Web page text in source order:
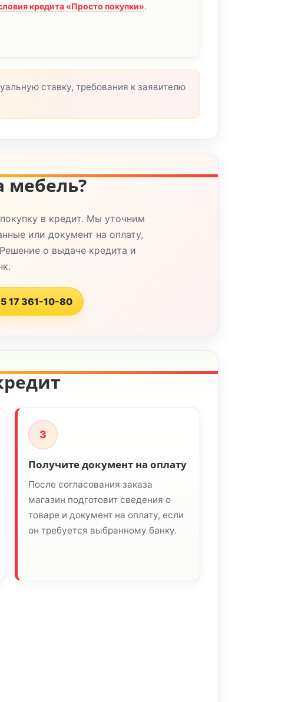
кредита «Просто покупки».
ставку, требования к заявителю
мебель?
в кредит. Мы уточним
или документ на оплату,
о выдаче кредита и
17 361-10-80
3
Получите документ на оплату
После согласования заказа
магазин подготовит сведения о
товаре и документ на оплату, если
он требуется выбранному банку.